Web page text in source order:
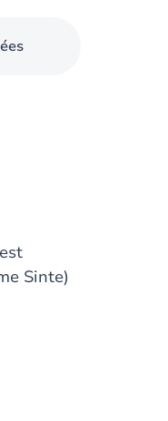
Sinte)